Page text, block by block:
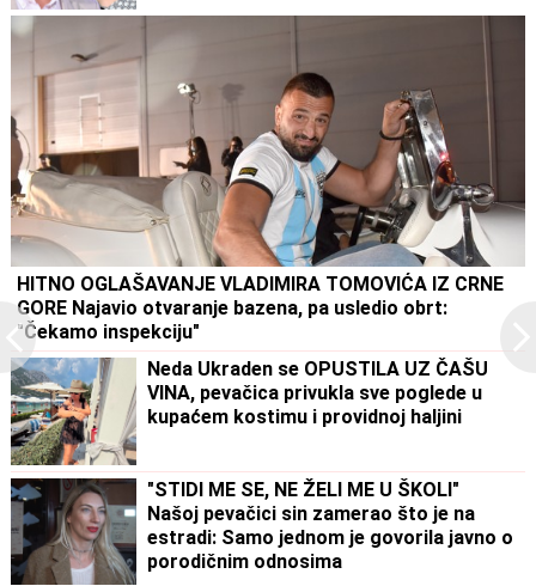
HITNO OGLAŠAVANJE VLADIMIRA TOMOVIĆA IZ CRNE
GORE Najavio otvaranje bazena, pa usledio obrt:
"Čekamo inspekciju"
Neda Ukraden se OPUSTILA UZ ČAŠU
VINA, pevačica privukla sve poglede u
kupaćem kostimu i providnoj haljini
"STIDI ME SE, NE ŽELI ME U ŠKOLI"
Našoj pevačici sin zamerao što je na
estradi: Samo jednom je govorila javno o
porodičnim odnosima